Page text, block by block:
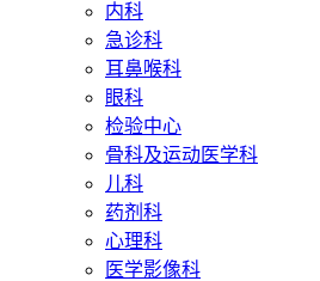
内科
急诊科
耳鼻喉科
眼科
检验中心
骨科及运动医学科
儿科
药剂科
心理科
医学影像科